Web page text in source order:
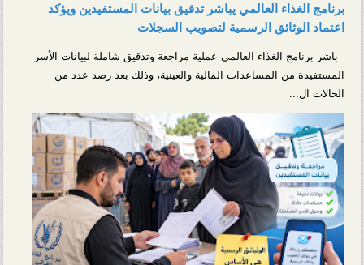
برنامج الغذاء العالمي يباشر تدقيق بيانات المستفيدين ويؤكد
اعتماد الوثائق الرسمية لتصويب السجلات
باشر برنامج الغذاء العالمي عملية مراجعة وتدقيق شاملة لبيانات الأسر
المستفيدة من المساعدات المالية والعينية، وذلك بعد رصد عدد من
الحالات ال...